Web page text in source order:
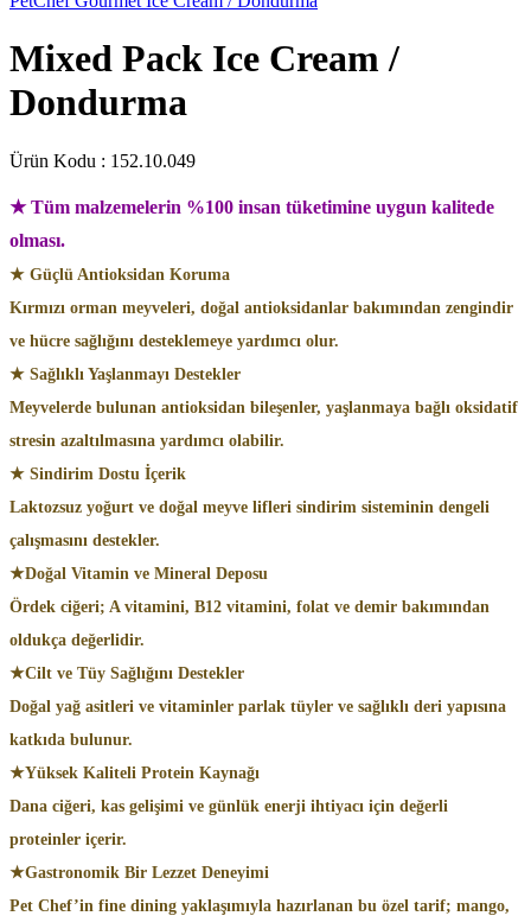
Mixed Pack Ice Cream /
Dondurma
Ürün Kodu : 152.10.049
★ Tüm malzemelerin %100 insan tüketimine uygun kalitede
olması.
★ Güçlü Antioksidan Koruma
Kırmızı orman meyveleri, doğal antioksidanlar bakımından zengindir
ve hücre sağlığını desteklemeye yardımcı olur.
★ Sağlıklı Yaşlanmayı Destekler
Meyvelerde bulunan antioksidan bileşenler, yaşlanmaya bağlı oksidatif
stresin azaltılmasına yardımcı olabilir.
★ Sindirim Dostu İçerik
Laktozsuz yoğurt ve doğal meyve lifleri sindirim sisteminin dengeli
çalışmasını destekler.
★Doğal Vitamin ve Mineral Deposu
Ördek ciğeri; A vitamini, B12 vitamini, folat ve demir bakımından
oldukça değerlidir.
★Cilt ve Tüy Sağlığını Destekler
Doğal yağ asitleri ve vitaminler parlak tüyler ve sağlıklı deri yapısına
katkıda bulunur.
★Yüksek Kaliteli Protein Kaynağı
Dana ciğeri, kas gelişimi ve günlük enerji ihtiyacı için değerli
proteinler içerir.
★Gastronomik Bir Lezzet Deneyimi
Pet Chef’in fine dining yaklaşımıyla hazırlanan bu özel tarif; mango,